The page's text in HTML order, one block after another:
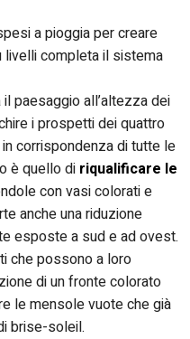
a pioggia per creare
livelli completa il sistema
paesaggio all’altezza dei
i prospetti dei quattro
corrispondenza di tutte le
è quello di riqualificare le
con vasi colorati e
anche una riduzione
esposte a sud e ad ovest.
che possono a loro
di un fronte colorato
le mensole vuote che già
brise-soleil.